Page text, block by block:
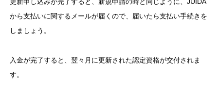
更新申し込みが完了すると、新規申請の時と同じように、JUIDA
から支払いに関するメールが届くので、届いたら支払い手続きを
しましょう。
入金が完了すると、翌々月に更新された認定資格が交付されま
す。